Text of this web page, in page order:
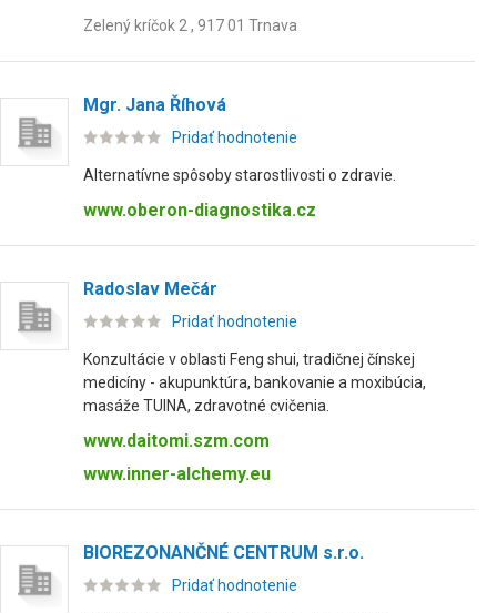
Zelený kríčok 2 , 917 01 Trnava
Mgr. Jana Říhová
Pridať hodnotenie
Alternatívne spôsoby starostlivosti o zdravie.
www.oberon-diagnostika.cz
Radoslav Mečár
Pridať hodnotenie
Konzultácie v oblasti Feng shui, tradičnej čínskej
medicíny - akupunktúra, bankovanie a moxibúcia,
masáže TUINA, zdravotné cvičenia.
www.daitomi.szm.com
www.inner-alchemy.eu
BIOREZONANČNÉ CENTRUM s.r.o.
Pridať hodnotenie